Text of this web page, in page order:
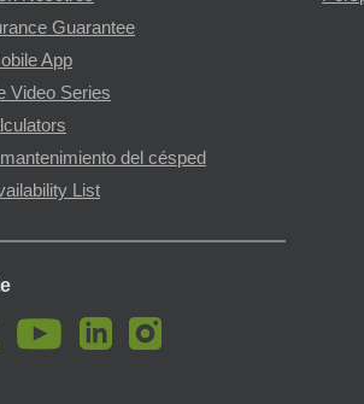
Guarantee
App
Video Series
del césped
List